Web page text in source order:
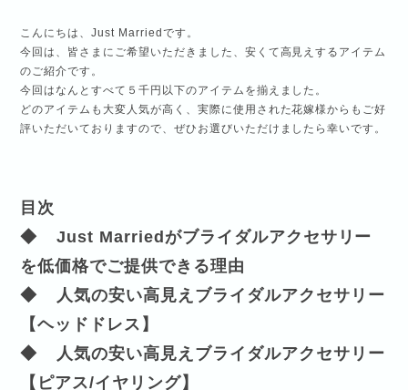
こんにちは、Just Marriedです。
今回は、皆さまにご希望いただきました、安くて高見えするアイテム
のご紹介です。
今回はなんとすべて５千円以下のアイテムを揃えました。
どのアイテムも大変人気が高く、実際に使用された花嫁様からもご好
評いただいておりますので、ぜひお選びいただけましたら幸いです。
目次
◆
Just Marriedがブライダルアクセサリー
を低価格でご提供できる理由
◆
人気の安い高見えブライダルアクセサリー
【ヘッドドレス】
◆
人気の安い高見えブライダルアクセサリー
【ピアス/イヤリング】